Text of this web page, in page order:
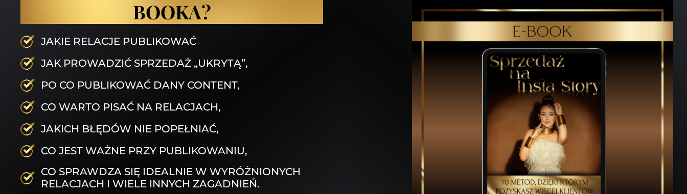
BOOKA?
JAKIE RELACJE PUBLIKOWAĆ
JAK PROWADZIĆ SPRZEDAŻ „UKRYTĄ”,
PO CO PUBLIKOWAĆ DANY CONTENT,
CO WARTO PISAĆ NA RELACJACH,
JAKICH BŁĘDÓW NIE POPEŁNIAĆ,
CO JEST WAŻNE PRZY PUBLIKOWANIU,
CO SPRAWDZA SIĘ IDEALNIE W WYRÓŻNIONYCH
RELACJACH I WIELE INNYCH ZAGADNIEŃ.